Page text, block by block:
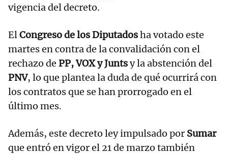
vigencia del decreto.
ElCongreso de los Diputadosha votado este
martes en contra de la convalidación con el
rechazo de PP, VOX y Juntsy la abstención del
PNV, lo que plantea la duda de qué ocurrirá con
los contratos que se han prorrogado en el
último mes.
Además, este decreto ley impulsado por Sumar
que entró en vigor el 21 de marzo también